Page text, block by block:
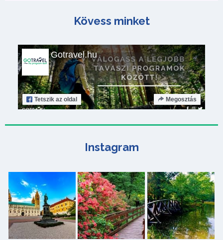
Kövess minket
Gotravel.hu
Tetszik az oldal Megosztás
Instagram